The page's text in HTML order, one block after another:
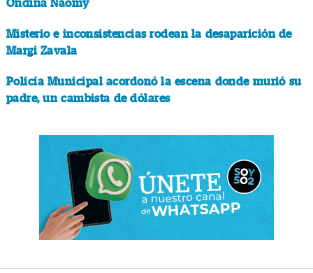
Ondina Naomy
Misterio e inconsistencias rodean la desaparición de
Margi Zavala
Policía Municipal acordonó la escena donde murió su
padre, un cambista de dólares